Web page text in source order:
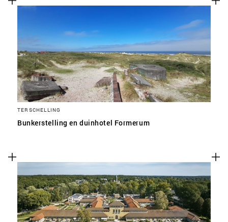
TERSCHELLING
Bunkerstelling en duinhotel Formerum